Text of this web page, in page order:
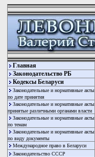
Главная
Законодательство РБ
Кодексы Беларуси
Законодательные и нормативные акты
по дате принятия
Законодательные и нормативные акты
принятые различными органами власти
Законодательные и нормативные акты
по темам
Законодательные и нормативные акты
по виду документы
Международное право в Беларуси
Законодательство СССР